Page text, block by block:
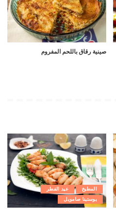
صينية رقاق باللحم المفروم
المطبخ
عيد الفطر
يوستينا صامويل